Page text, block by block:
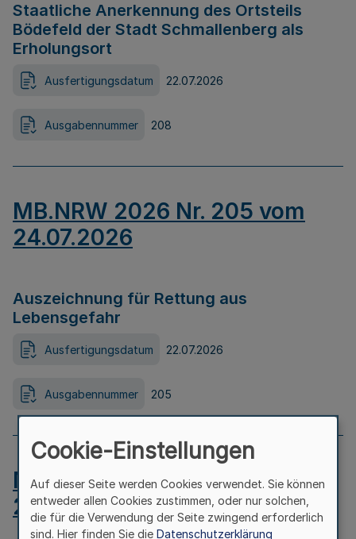
Staatliche Anerkennung des Ortsteils
Bödefeld der Stadt Schmallenberg als
Erholungsort
Ausfertigungsdatum 22.07.2026
Ausgabennummer 208
MB.NRW 2026 Nr. 205 vom
24.07.2026
Auszeichnung für Rettung aus
Lebensgefahr
Ausfertigungsdatum 22.07.2026
Ausgabennummer 205
MB.NRW 2026 Nr. 204 vom
24.07.2026
Cookie-Einstellungen
Auf dieser Seite werden Cookies verwendet. Sie können
entweder allen Cookies zustimmen, oder nur solchen,
die für die Verwendung der Seite zwingend erforderlich
sind. Hier finden Sie die Datenschutzerklärung